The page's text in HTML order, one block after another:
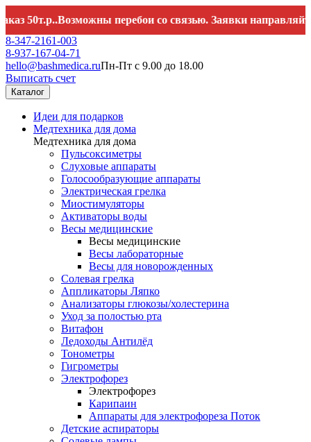
перебои со связью. Заявки направляйте на
8-347-2161-003
8-937-167-04-71
hello@bashmedica.ruПн-Пт с 9.00 до 18.00
Выписать счет
Каталог
Идеи для подарков
Медтехника для дома
Медтехника для дома
Пульсоксиметры
Слуховые аппараты
Голосообразующие аппараты
Электрическая грелка
Миостимуляторы
Активаторы воды
Весы медицинские
Весы медицинские
Весы лабораторные
Весы для новорожденных
Солевая грелка
Аппликаторы Ляпко
Анализаторы глюкозы/холестерина
Уход за полостью рта
Витафон
Ледоходы Антилёд
Тонометры
Гигрометры
Электрофорез
Электрофорез
Карипаин
Аппараты для электрофореза Поток
Детские аспираторы